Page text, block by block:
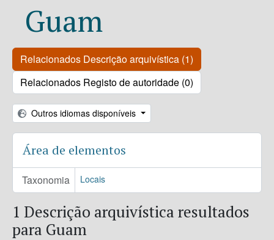
Guam
Relacionados Descrição arquivística (1)
Relacionados Registo de autoridade (0)
Outros idiomas disponíveis
Área de elementos
Taxonomia Locais
1 Descrição arquivística resultados
para Guam